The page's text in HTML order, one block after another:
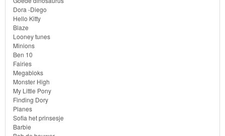
Minions
Ben
10
Fairies
Megabloks
Monster
Dora -Diego
Hello Kitty
Blaze
Looney tunes
Minions
Ben 10
Fairies
Megabloks
Monster High
My Little Pony
Finding Dory
Planes
Sofia het prinsesje
Barbie